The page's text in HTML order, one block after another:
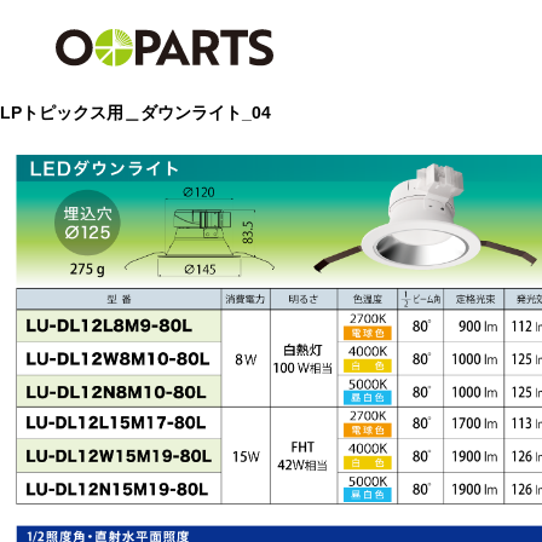
LPトピックス用＿ダウンライト_04